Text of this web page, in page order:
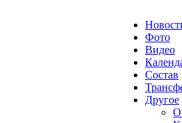
Фото
Видео
Состав
Другое
О